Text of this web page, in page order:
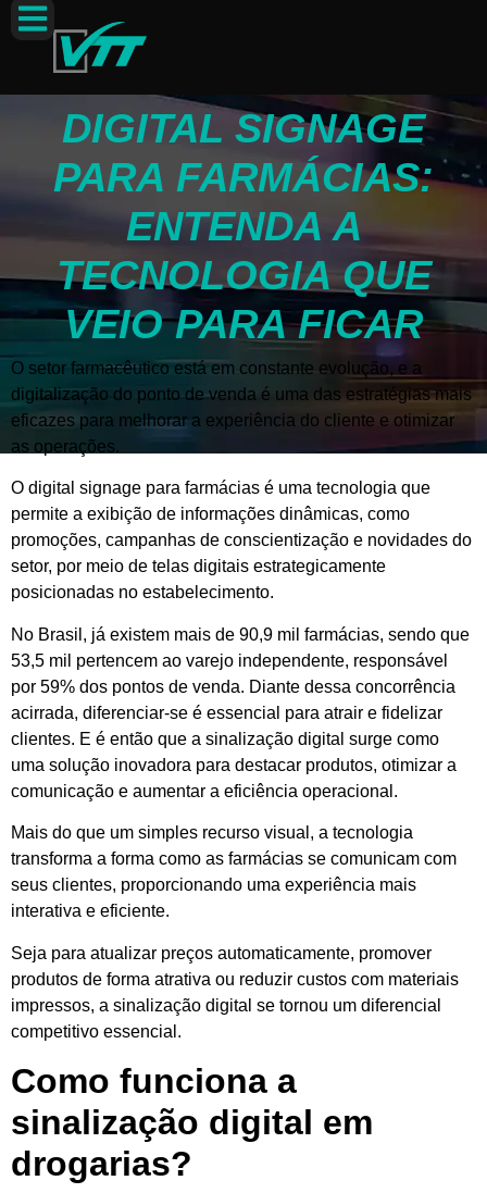
DIGITAL SIGNAGE
PARA FARMÁCIAS:
ENTENDA A
TECNOLOGIA QUE
VEIO PARA FICAR
O setor farmacêutico está em constante evolução, e a
digitalização do ponto de venda é uma das estratégias mais
eficazes para melhorar a experiência do cliente e otimizar
as operações.
O digital signage para farmácias é uma tecnologia que
permite a exibição de informações dinâmicas, como
promoções, campanhas de conscientização e novidades do
setor, por meio de telas digitais estrategicamente
posicionadas no estabelecimento.
No Brasil, já existem mais de 90,9 mil farmácias, sendo que
53,5 mil pertencem ao varejo independente, responsável
por 59% dos pontos de venda. Diante dessa concorrência
acirrada, diferenciar-se é essencial para atrair e fidelizar
clientes. E é então que a sinalização digital surge como
uma solução inovadora para destacar produtos, otimizar a
comunicação e aumentar a eficiência operacional.
Mais do que um simples recurso visual, a tecnologia
transforma a forma como as farmácias se comunicam com
seus clientes, proporcionando uma experiência mais
interativa e eficiente.
Seja para atualizar preços automaticamente, promover
produtos de forma atrativa ou reduzir custos com materiais
impressos, a sinalização digital se tornou um diferencial
competitivo essencial.
Como funciona a
sinalização digital em
drogarias?